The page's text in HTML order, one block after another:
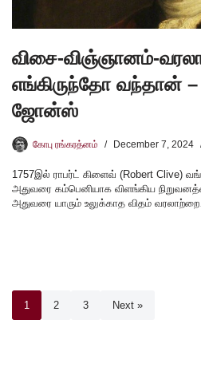
விசை-விஞ்ஞானம்-
எங்கிருந்தோ வந்தான் –
ஜோன்ஸ்
கோபு ரங்கரத்னம் December 7, 2024
1757இல் ராபர்ட் கிளைவ் (Robert Clive)
அதுவரை கம்பெனியாக விளங்கிய
அதுவரை யாரும் உலுக்காத விதம்
1 2 3 Next »